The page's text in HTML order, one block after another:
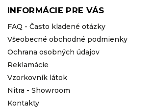
INFORMÁCIE PRE VÁS
FAQ - Často kladené otázky
Všeobecné obchodné podmienky
Ochrana osobných údajov
Reklamácie
Vzorkovník látok
Nitra - Showroom
Kontakty